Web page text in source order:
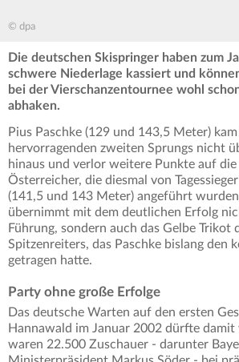
© dpa
Die deutschen Skispringer haben zum
schwere Niederlage kassiert und
bei der Vierschanzentournee wohl
abhaken.
Pius Paschke (129 und 143,5 Meter)
hervorragenden zweiten Sprungs nicht
hinaus und verlor weitere Punkte auf
Österreicher, die diesmal von
(141,5 und 143 Meter) angeführt
übernimmt mit dem deutlichen Erfolg
Führung, sondern auch das Gelbe Trikot
Spitzenreiters, das Paschke bislang den
getragen hatte.
Party ohne große Erfolge
Das deutsche Warten auf den ersten
Hannawald im Januar 2002 dürfte damit
waren 22.500 Zuschauer - darunter